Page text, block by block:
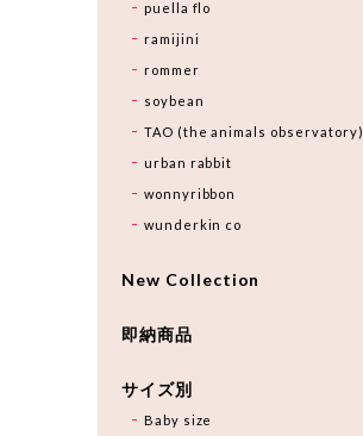
puella flo
ramijini
rommer
soybean
TAO (the animals observatory)
urban rabbit
wonnyribbon
wunderkin co
New Collection
即納商品
サイズ別
Baby size